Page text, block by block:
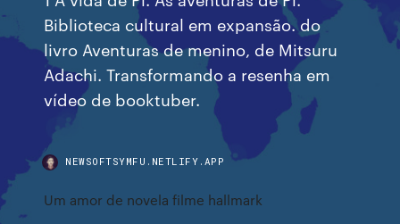
Biblioteca cultural em expansão. do
livro Aventuras de menino, de Mitsuru
Adachi. Transformando a resenha em
vídeo de booktuber.
NEWSOFTSYMFU.NETLIFY.APP
Um amor de novela filme hallmark